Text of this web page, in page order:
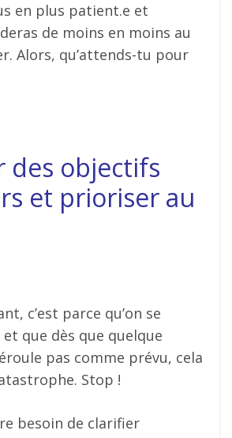
en plus patient.e et
de moins en moins au
Alors, qu’attends-tu pour
des objectifs
et prioriser au
c’est parce qu’on se
que dès que quelque
pas comme prévu, cela
Stop !
besoin de clarifier